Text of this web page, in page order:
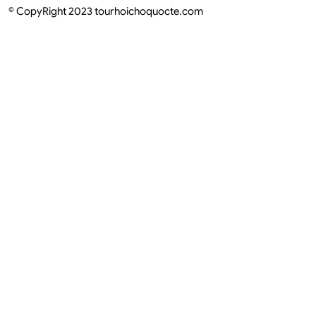
© CopyRight 2023 tourhoichoquocte.com